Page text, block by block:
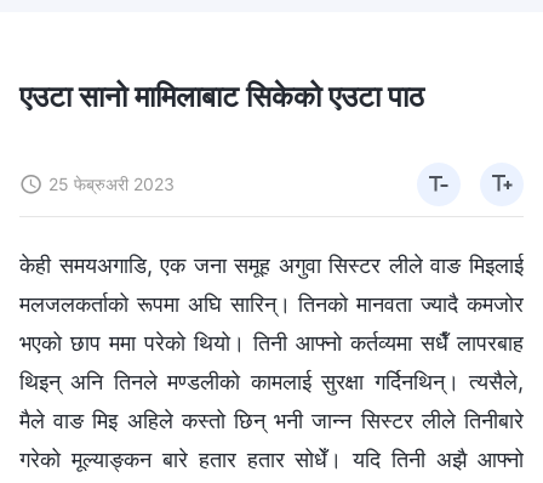
एउटा सानो मामिलाबाट सिकेको एउटा पाठ
25 फेब्रुअरी 2023
केही समयअगाडि, एक जना समूह अगुवा सिस्टर लीले वाङ मिइलाई
मलजलकर्ताको रूपमा अघि सारिन्। तिनको मानवता ज्यादै कमजोर
भएको छाप ममा परेको थियो। तिनी आफ्नो कर्तव्यमा सधैँ लापरबाह
थिइन् अनि तिनले मण्डलीको कामलाई सुरक्षा गर्दिनथिन्। त्यसैले,
मैले वाङ मिइ अहिले कस्तो छिन् भनी जान्न सिस्टर लीले तिनीबारे
गरेको मूल्याङ्कन बारे हतार हतार सोधेँ। यदि तिनी अझै आफ्नो